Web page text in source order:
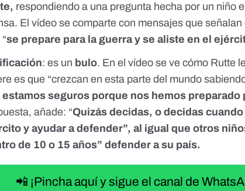
respondiendo a una pregunta hecha por un niño
El vídeo se comparte con mensajes que
se prepare para la guerra y se aliste en el
: es un bulo. En el vídeo se ve cómo Rutte
es que “crezcan en esta parte del mundo
estamos seguros porque nos hemos preparado
añade: “Quizás decidas, o decidas
y ayudar a defender”, al igual que otros
de 10 o 15 años” defender a su país.
📲 ¡Pincha aquí y sigue el canal de